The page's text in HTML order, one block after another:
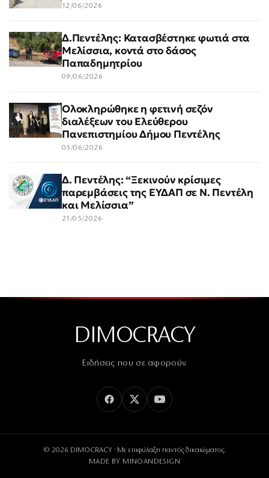
12/06/2026
Δ.Πεντέλης: Κατασβέστηκε φωτιά στα
Μελίσσια, κοντά στο δάσος
Παπαδημητρίου
09/06/2026
Ολοκληρώθηκε η φετινή σεζόν
διαλέξεων του Ελεύθερου
Πανεπιστημίου Δήμου Πεντέλης
05/06/2026
Δ. Πεντέλης: “Ξεκινούν κρίσιμες
παρεμβάσεις της ΕΥΔΑΠ σε Ν. Πεντέλη
και Μελίσσια”
21/05/2026
DIMOCRACY
Ειδήσεις που σε αφορούν.
© 2026 DIMOCRACY · Με επιφύλαξη παντός δικαιώματος.
MADE BY MINOANDESIGN